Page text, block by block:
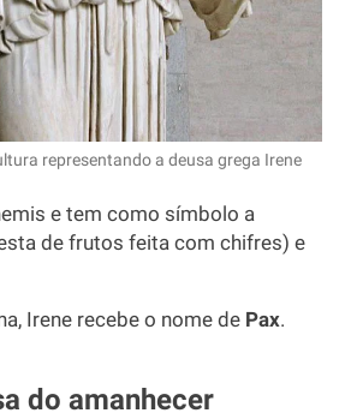
representando a deusa grega Irene
e tem como símbolo a
de frutos feita com chifres) e
Irene recebe o nome de Pax.
do amanhecer